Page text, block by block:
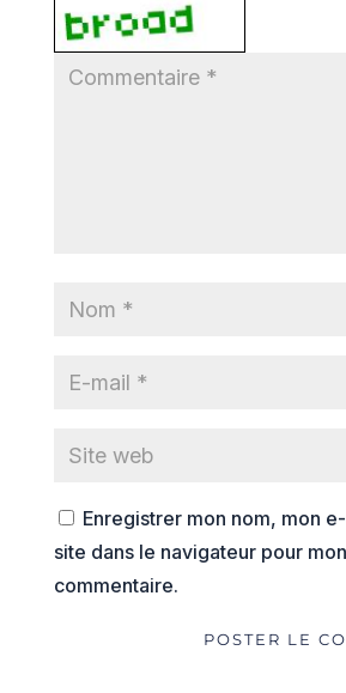
Enregistrer mon nom, mon
site dans le navigateur pour
commentaire.